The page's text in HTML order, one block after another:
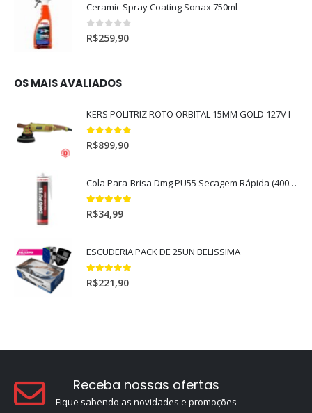
Ceramic Spray Coating Sonax 750ml
0out of 5
R$259,90
OS MAIS AVALIADOS
KERS POLITRIZ ROTO ORBITAL 15MM GOLD 127V l
5.00out of 5
R$899,90
Cola Para-Brisa Dmg PU55 Secagem Rápida (400gr)
5.00out of 5
R$34,99
ESCUDERIA PACK DE 25UN BELISSIMA
5.00out of 5
R$221,90
Receba nossas ofertas
Fique sabendo as novidades e promoções